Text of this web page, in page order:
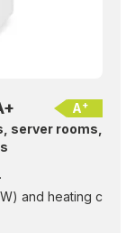
A+
server rooms,
and heating c